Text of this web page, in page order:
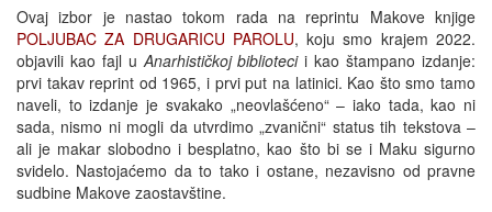
Ovaj izbor je nastao tokom rada na reprintu Makove knjige
POLJUBAC ZA DRUGARICU PAROLU, koju smo krajem 2022.
objavili kao fajl u Anarhističkoj bibliotecii kao štampano izdanje:
prvi takav reprint od 1965, i prvi put na latinici. Kao što smo tamo
naveli, to izdanje je svakako „neovlašćeno“ – iako tada, kao ni
sada, nismo ni mogli da utvrdimo „zvanični“ status tih tekstova –
ali je makar slobodno i besplatno, kao što bi se i Maku sigurno
svidelo. Nastojaćemo da to tako i ostane, nezavisno od pravne
sudbine Makove zaostavštine.